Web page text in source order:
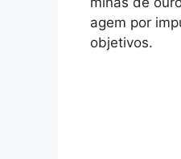
agem por
objetivos.